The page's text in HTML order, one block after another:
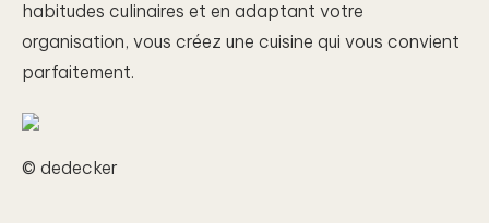
habitudes culinaires et en adaptant votre
organisation, vous créez une cuisine qui vous convient
parfaitement.
© dedecker